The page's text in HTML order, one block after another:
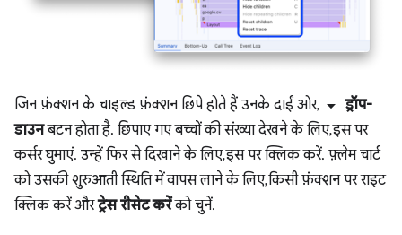
जिन फ़ंक्शन के चाइल्ड फ़ंक्शन छिपे होते हैं उनके दाईं ओर, arrow_drop_down ड्रॉप-
डाउनबटन होता है. छिपाए गए बच्चों की संख्या देखने के लिए, इस पर
कर्सर घुमाएं. उन्हें फिर से दिखाने के लिए, इस पर क्लिक करें. फ़्लेम चार्ट
को उसकी शुरुआती स्थिति में वापस लाने के लिए, किसी फ़ंक्शन पर राइट
क्लिक करें औरट्रेस रीसेट करेंको चुनें.